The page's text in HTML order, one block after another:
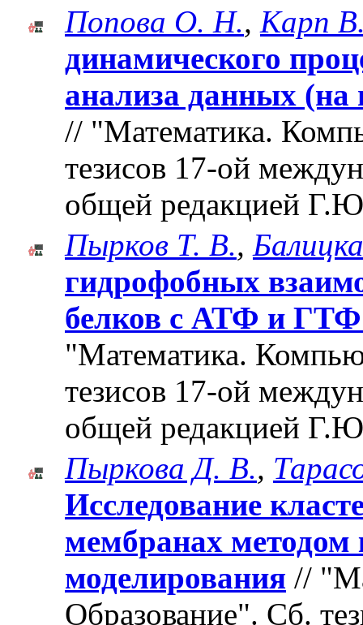
Попова О. Н., Карп
динамического
анализа данных (на
// "Математика.
тезисов 17-ой
общей редакцией
Пырков Т. В.,
гидрофобных
белков с АТФ и ГТФ
"Математика.
тезисов 17-ой
общей редакцией
Пыркова Д. В.,
Исследование
мембранах методом
моделирования //
Образование". Cб.